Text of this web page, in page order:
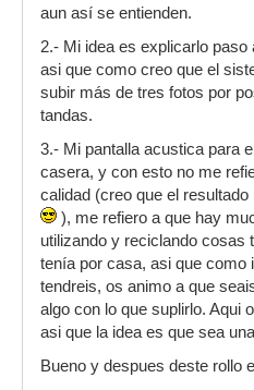
aun así se entienden.
2.- Mi idea es explicarlo
asi que como creo que el
subir más de tres fotos por
tandas.
3.- Mi pantalla acustica para
casera, y con esto no me
calidad (creo que el
), me refiero a que hay
utilizando y reciclando cosas
tenía por casa, asi que como
tendreis, os animo a que
algo con lo que suplirlo. Aqui
asi que la idea es que sea
Bueno y despues deste rollo